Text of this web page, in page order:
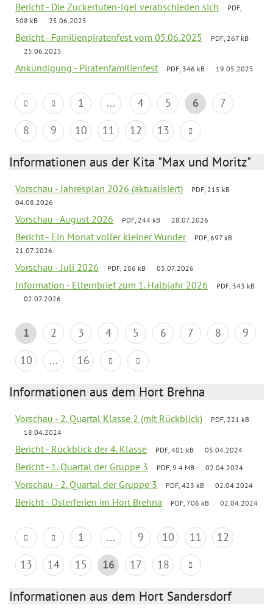
Bericht - Die Zuckertüten-Igel verabschieden sich
PDF,
508 kB
25.06.2025
Bericht - Familienpiratenfest vom 05.06.2025
PDF, 267 kB
25.06.2025
Ankündigung - Piratenfamilienfest PDF, 346 kB 19.05.2025
1 ... 4 5 6
7
8
9 10 11 12 13
Informationen aus der Kita "Max und Moritz"
Vorschau - Jahresplan 2026 (aktualisiert)
PDF, 215 kB
04.08.2026
Vorschau - August 2026 PDF, 244 kB 28.07.2026
Bericht - Ein Monat voller kleiner Wunder
PDF, 697 kB
21.07.2026
Vorschau - Juli 2026 PDF, 286 kB 03.07.2026
Information - Elternbrief zum 1. Halbjahr 2026
PDF, 343 kB
02.07.2026
1 2 3 4 5 6 7 8
9
10
... 16
Informationen aus dem Hort Brehna
Vorschau - 2. Quartal Klasse 2 (mit Rückblick)
PDF, 221 kB
18.04.2024
Bericht - Rückblick der 4. Klasse PDF, 401 kB 05.04.2024
Bericht - 1. Quartal der Gruppe 3 PDF, 9.4 MB 02.04.2024
Vorschau - 2. Quartal der Gruppe 3 PDF, 423 kB 02.04.2024
Bericht - Osterferien im Hort Brehna PDF, 706 kB 02.04.2024
1 ... 9 10 11
12
13
14 15 16 17 18
Informationen aus dem Hort Sandersdorf